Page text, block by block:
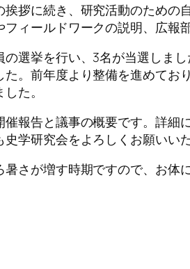
拶に続き、研究活動のための
フィールドワークの説明、広報
選挙を行い、3名が当選しま
た。前年度より整備を進めてお
た。
報告と議事の概要です。詳細
史学研究会をよろしくお願いいた
さが増す時期ですので、お体